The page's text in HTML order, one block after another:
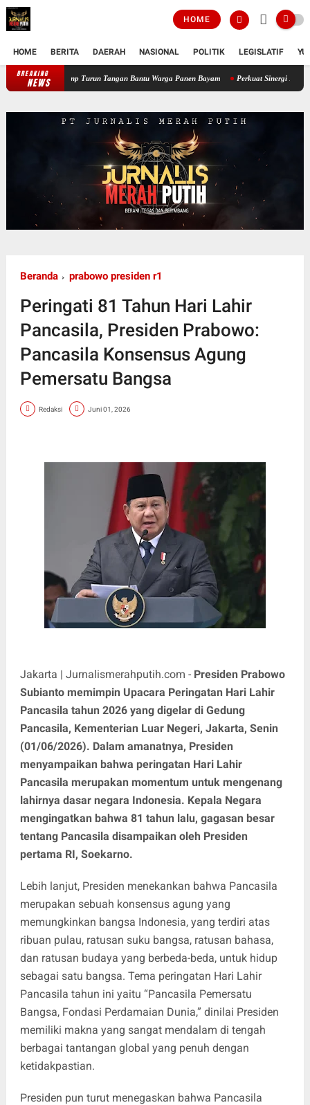
HOME
HOME BERITA DAERAH NASIONAL POLITIK LEGISLATIF
BREAKING
NEWS Perkuat Ketahanan Pangan Wilayah, Babinsa Koramil 12/Tnp Turun
Beranda prabowo presiden r1
Peringati 81 Tahun Hari Lahir
Pancasila, Presiden Prabowo:
Pancasila Konsensus Agung
Pemersatu Bangsa
Redaksi Juni 01, 2026
Jakarta | Jurnalismerahputih.com - Presiden Prabowo
Subianto memimpin Upacara Peringatan Hari Lahir
Pancasila tahun 2026 yang digelar di Gedung
Pancasila, Kementerian Luar Negeri, Jakarta, Senin
(01/06/2026). Dalam amanatnya, Presiden
menyampaikan bahwa peringatan Hari Lahir
Pancasila merupakan momentum untuk mengenang
lahirnya dasar negara Indonesia. Kepala Negara
mengingatkan bahwa 81 tahun lalu, gagasan besar
tentang Pancasila disampaikan oleh Presiden
pertama RI, Soekarno.
Lebih lanjut, Presiden menekankan bahwa Pancasila
merupakan sebuah konsensus agung yang
memungkinkan bangsa Indonesia, yang terdiri atas
ribuan pulau, ratusan suku bangsa, ratusan bahasa,
dan ratusan budaya yang berbeda-beda, untuk hidup
sebagai satu bangsa. Tema peringatan Hari Lahir
Pancasila tahun ini yaitu “Pancasila Pemersatu
Bangsa, Fondasi Perdamaian Dunia,” dinilai Presiden
memiliki makna yang sangat mendalam di tengah
berbagai tantangan global yang penuh dengan
ketidakpastian.
Presiden pun turut menegaskan bahwa Pancasila